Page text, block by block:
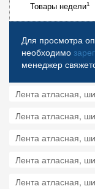
Товары недели1
Для просмотра
необходимо
менеджер
Лента атласная,
Лента атласная,
Лента атласная,
Лента атласная,
Лента атласная,